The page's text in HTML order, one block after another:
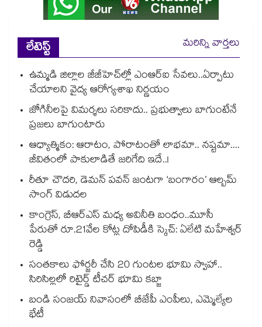
లేటెస్ట్
మరిన్ని వార్తలు
ఉమ్మడి జిల్లాల జీజీహెచ్‌‌ల్లో ఎంఆర్ఐ సేవలు..ఏర్పాటు
చేయాలని వైద్య ఆరోగ్యశాఖ నిర్ణయం
జోగినీలపై విమర్శలు సరికాదు.. ప్రభుత్వాలు బాగుంటేనే
ప్రజలు బాగుంటారు
ఆధ్యాత్మికం: ఆరాటం, పోరాటంతో లాభమా.. నష్టమా....
జీవితంలో పాకులాడితే జరిగేది ఇదే..!
రీతూ చౌదరి, డెమన్ పవన్ జంటగా ‘బంగారం’ ఆల్బమ్
సాంగ్ విడుదల
కాంగ్రెస్, బీఆర్ఎస్ మధ్య అవినీతి బంధం..మూసీ
పేరుతో రూ.21వేల కోట్ల దోపిడీకి స్కెచ్: ఏలేటి మహేశ్వర్
రెడ్డి
సంతకాలు ఫోర్జరీ చేసి 20 గుంటల భూమి స్వాహా..
సిరిసిల్లలో రిటైర్డ్ టీచర్ భూమి కబ్జా
బండి సంజయ్ నివాసంలో బీజేపీ ఎంపీలు, ఎమ్మెల్యేల
భేటీ